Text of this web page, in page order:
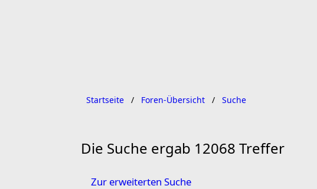
Startseite Foren-Übersicht Suche
Die Suche ergab 12068 Treffer
Zur erweiterten Suche